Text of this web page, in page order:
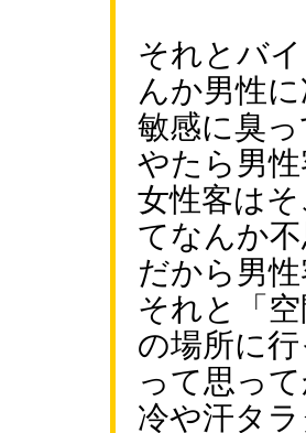
それとバ
んか男性に
敏感に臭
やたら男
女性客は
てなんか
だから男
それと「
の場所に
って思っ
冷や汗タ